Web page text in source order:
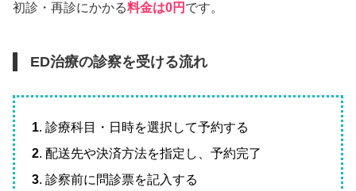
初診・再診にかかる料金は0円 です。
ED治療の診察を受ける流れ
1. 診療科目・日時を選択して予約する
2. 配送先や決済方法を指定し、予約完了
3. 診察前に問診票を記入する